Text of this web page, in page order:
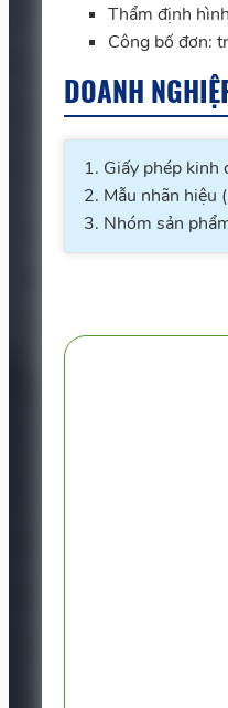
Thẩm định
Công bố đơn:
DOANH
Giấy phép kinh
Mẫu nhãn hiệu
Nhóm sản